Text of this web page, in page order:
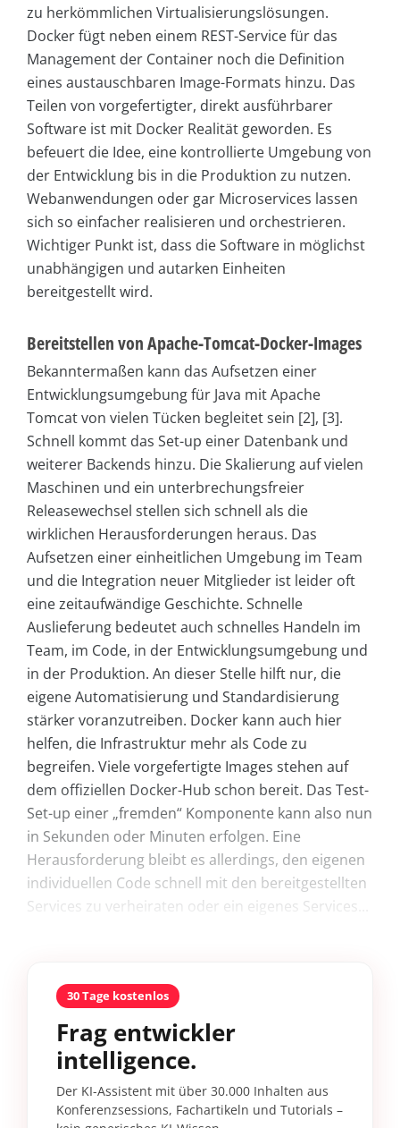
zu herkömmlichen Virtualisierungslösungen.
Docker fügt neben einem REST-Service für das
Management der Container noch die Definition
eines austauschbaren Image-Formats hinzu. Das
Teilen von vorgefertigter, direkt ausführbarer
Software ist mit Docker Realität geworden. Es
befeuert die Idee, eine kontrollierte Umgebung von
der Entwicklung bis in die Produktion zu nutzen.
Webanwendungen oder gar Microservices lassen
sich so einfacher realisieren und orchestrieren.
Wichtiger Punkt ist, dass die Software in möglichst
unabhängigen und autarken Einheiten
bereitgestellt wird.
Bereitstellen von Apache-Tomcat-Docker-Images
Bekanntermaßen kann das Aufsetzen einer
Entwicklungsumgebung für Java mit Apache
Tomcat von vielen Tücken begleitet sein [2], [3].
Schnell kommt das Set-up einer Datenbank und
weiterer Backends hinzu. Die Skalierung auf vielen
Maschinen und ein unterbrechungsfreier
Releasewechsel stellen sich schnell als die
wirklichen Herausforderungen heraus. Das
Aufsetzen einer einheitlichen Umgebung im Team
und die Integration neuer Mitglieder ist leider oft
eine zeitaufwändige Geschichte. Schnelle
Auslieferung bedeutet auch schnelles Handeln im
Team, im Code, in der Entwicklungsumgebung und
in der Produktion. An dieser Stelle hilft nur, die
eigene Automatisierung und Standardisierung
stärker voranzutreiben. Docker kann auch hier
helfen, die Infrastruktur mehr als Code zu
begreifen. Viele vorgefertigte Images stehen auf
dem offiziellen Docker-Hub schon bereit. Das Test-
Set-up einer „fremden“ Komponente kann also nun
in Sekunden oder Minuten erfolgen. Eine
Herausforderung bleibt es allerdings, den eigenen
individuellen Code schnell mit den bereitgestellten
Services zu verheiraten oder ein eigenes Services...
30 Tage kostenlos
Frag entwickler
intelligence.
Der KI-Assistent mit über 30.000 Inhalten aus
Konferenzsessions, Fachartikeln und Tutorials –